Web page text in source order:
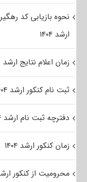
نحوه بازیابی کد
ارشد ۱۴۰۴
زمان اعلام نتایج ارشد
ثبت نام کنکور ارشد ۱۴۰۴
دفترچه ثبت نام ارشد ۱۴۰۴
زمان کنکور ارشد ۱۴۰۴
محرومیت از کنکور